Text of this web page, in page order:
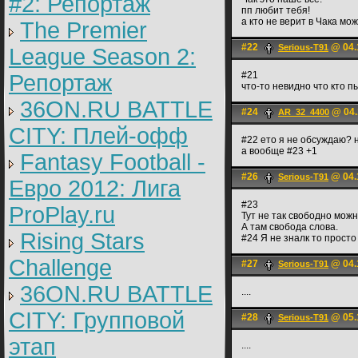
The Premier
League Season 2:
Репортаж
36ON.RU BATTLE
CITY: Плей-офф
Fantasy Football -
Евро 2012: Лига
ProPlay.ru
Rising Stars
Challenge
36ON.RU BATTLE
CITY: Групповой
этап
пп любит тебя!
а кто не верит в Чака
#22 Serious-T91 @
#21
что-то невидно что кто
#24 AR_32_4400 @
#22 ето я не обсуждаю?
а вообще #23 +1
#26 Serious-T91 @
#23
Тут не так свободно
А там свобода слова.
#24 Я не зналк то
#27 Serious-T91 @
....
#28 Serious-T91 @
....